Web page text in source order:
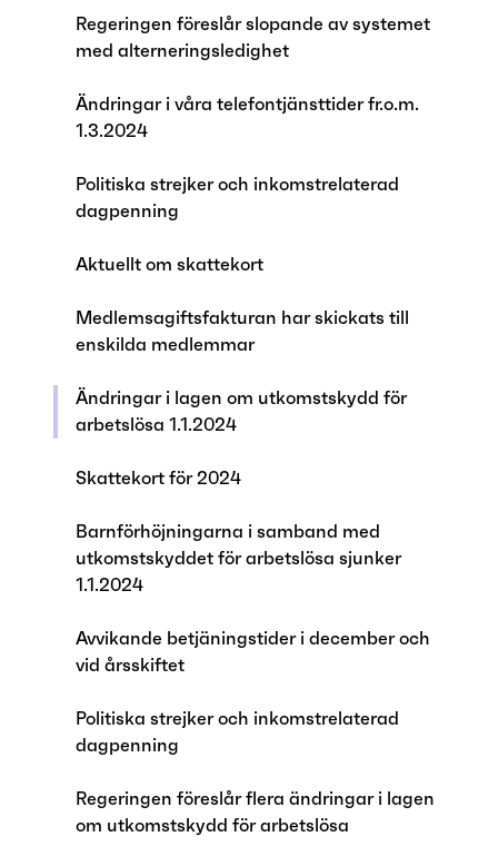
Regeringen föreslår slopande av systemet
med alterneringsledighet
Ändringar i våra telefontjänsttider fr.o.m.
1.3.2024
Politiska strejker och inkomstrelaterad
dagpenning
Aktuellt om skattekort
Medlemsagiftsfakturan har skickats till
enskilda medlemmar
Ändringar i lagen om utkomstskydd för
arbetslösa 1.1.2024
Skattekort för 2024
Barnförhöjningarna i samband med
utkomstskyddet för arbetslösa sjunker
1.1.2024
Avvikande betjäningstider i december och
vid årsskiftet
Politiska strejker och inkomstrelaterad
dagpenning
Regeringen föreslår flera ändringar i lagen
om utkomstskydd för arbetslösa